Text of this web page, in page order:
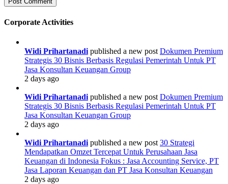
Corporate Activities
Widi Prihartanadi published a new post Dokumen Premium
Strategis 30 Bisnis Berbasis Regulasi Pemerintah Untuk PT
Jasa Konsultan Keuangan Group
2 days ago
Widi Prihartanadi published a new post Dokumen Premium
Strategis 30 Bisnis Berbasis Regulasi Pemerintah Untuk PT
Jasa Konsultan Keuangan Group
2 days ago
Widi Prihartanadi published a new post 30 Strategi
Mendapatkan Omzet Tercepat Untuk Perusahaan Jasa
Keuangan di Indonesia Fokus : Jasa Accounting Service, PT
Jasa Laporan Keuangan dan PT Jasa Konsultan Keuangan
2 days ago